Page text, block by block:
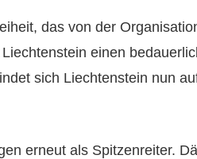
das von der
einen
sich Liechtenstein nun
erneut als Spitzenreiter.